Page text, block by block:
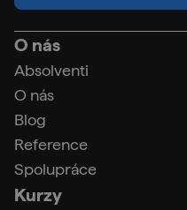
O nás
Absolventi
O nás
Blog
Reference
Spolupráce
Kurzy